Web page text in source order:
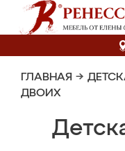
ГЛАВНАЯ →
ДВОИХ